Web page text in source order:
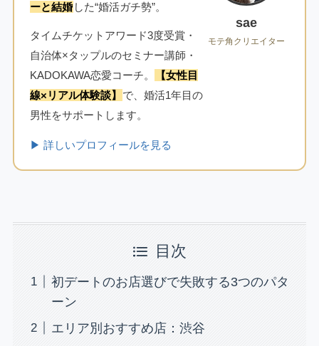
ーと結婚した“婚活ガチ勢”。
タイムチケットアワード3度受賞・
自治体×タップルのセミナー講師・
KADOKAWA恋愛コーチ。
【女性目
線×リアル体験談】
で、婚活1年目の
男性をサポートします。
▶ 詳しいプロフィールを見る
sae
モテ角クリエイター
目次
初デートのお店選びで失敗する3つのパタ
ーン
エリア別おすすめ店：渋谷